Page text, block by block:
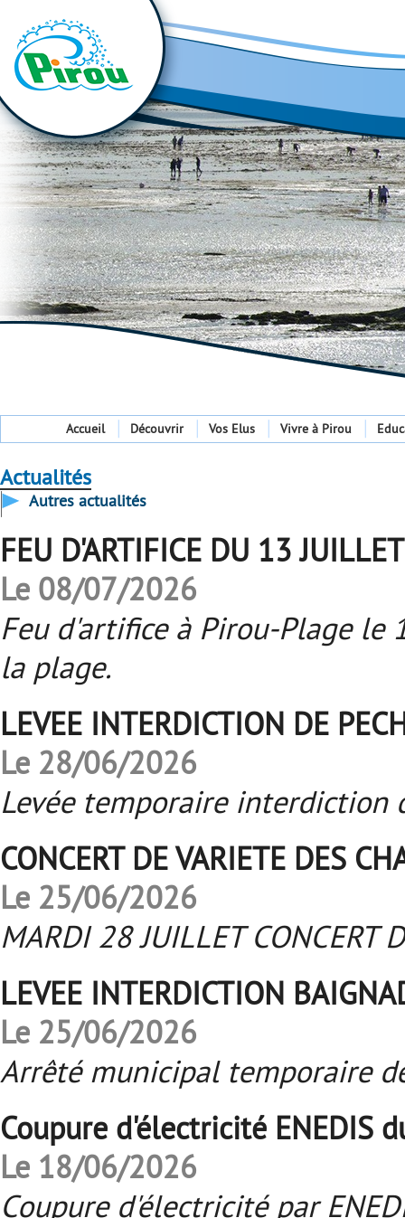
Accueil Découvrir Vos Elus Vivre à Pirou
Actualités
Autres actualités
FEU D'ARTIFICE DU 13
Le 08/07/2026
Feu d'artifice à Pirou-Plage
la plage.
LEVEE INTERDICTION DE
Le 28/06/2026
Levée temporaire interdiction
CONCERT DE VARIETE DES
Le 25/06/2026
MARDI 28 JUILLET CONCERT
LEVEE INTERDICTION
Le 25/06/2026
Arrêté municipal temporaire
Coupure d'électricité ENEDIS
Le 18/06/2026
Coupure d'électricité par